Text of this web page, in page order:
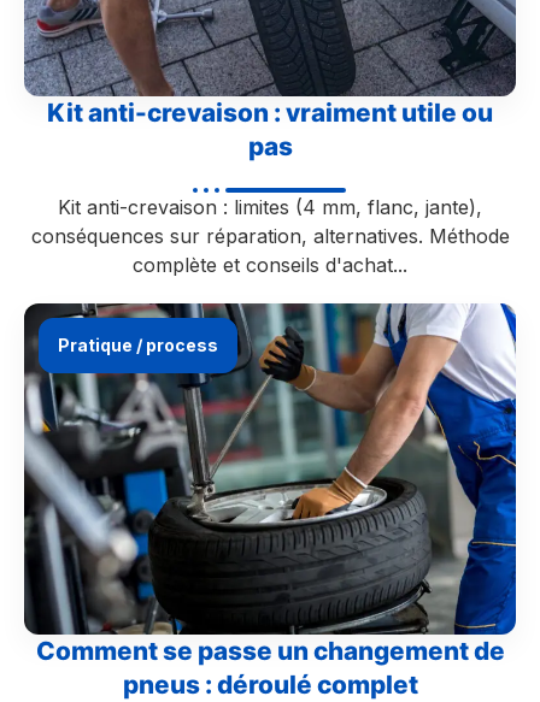
Kit anti-crevaison : vraiment utile ou
pas
Kit anti-crevaison : limites (4 mm, flanc, jante),
conséquences sur réparation, alternatives. Méthode
complète et conseils d'achat...
Pratique / process
Comment se passe un changement de
pneus : déroulé complet